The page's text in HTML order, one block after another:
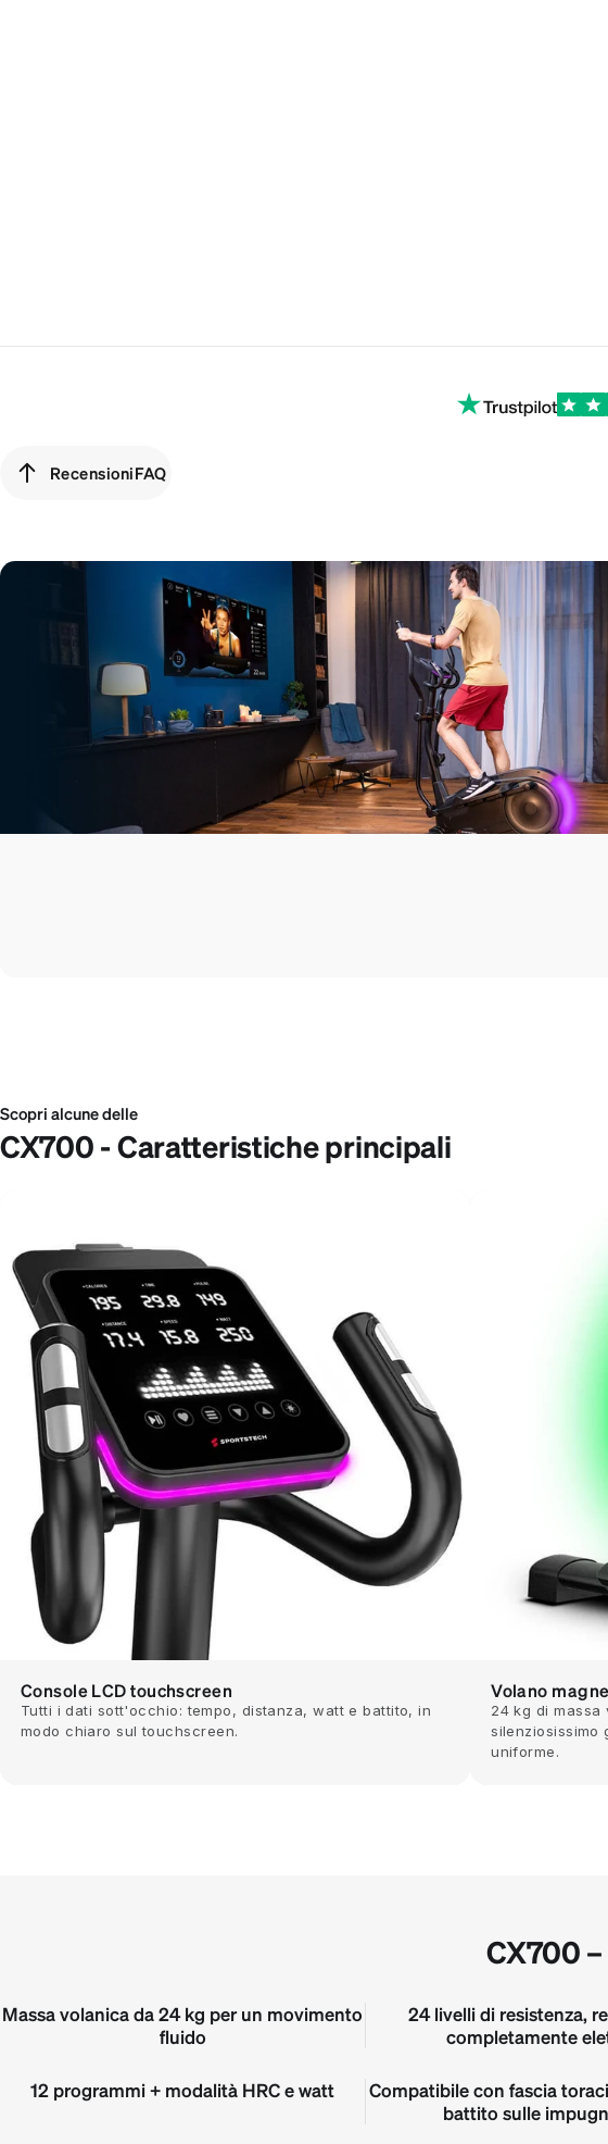
RecensioniFAQ
Scopri alcune delle
CX700 - Caratteristiche principali
Console LCD touchscreen
Tutti i dati sott'occhio: tempo, distanza, watt e battito, in
modo chiaro sul touchscreen.
Volano
24 kg di massa
silenziosissimo
uniforme.
CX700
Massa volanica da 24 kg per un movimento
fluido
24 livelli di resistenza,
completamente
12 programmi + modalità HRC e watt
Compatibile con fascia
battito sulle